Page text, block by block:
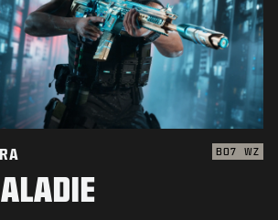
mettre à jour, remplacer ou supprimer
à tout moment.
Email
Facebook
Copier le lien
BO7 WZ